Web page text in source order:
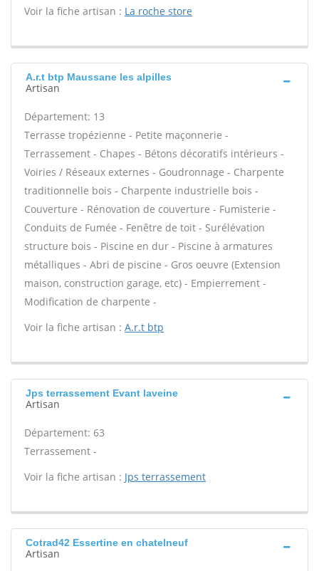
Voir la fiche artisan : La roche store
A.r.t btp Maussane les alpilles
Artisan
Département: 13
Terrasse tropézienne - Petite maçonnerie -
Terrassement - Chapes - Bétons décoratifs intérieurs -
Voiries / Réseaux externes - Goudronnage - Charpente
traditionnelle bois - Charpente industrielle bois -
Couverture - Rénovation de couverture - Fumisterie -
Conduits de Fumée - Fenêtre de toit - Surélévation
structure bois - Piscine en dur - Piscine à armatures
métalliques - Abri de piscine - Gros oeuvre (Extension
maison, construction garage, etc) - Empierrement -
Modification de charpente -
Voir la fiche artisan : A.r.t btp
Jps terrassement Evant laveine
Artisan
Département: 63
Terrassement -
Voir la fiche artisan : Jps terrassement
Cotrad42 Essertine en chatelneuf
Artisan